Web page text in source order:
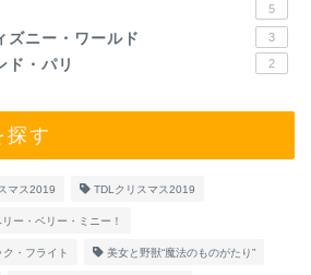
5
ズニー・ワールド 3
ド・パリ 2
探す
マス2019 TDLクリスマス2019
リー・ベリー・ミニー！
・フライト 美女と野獣“魔法のものがたり”